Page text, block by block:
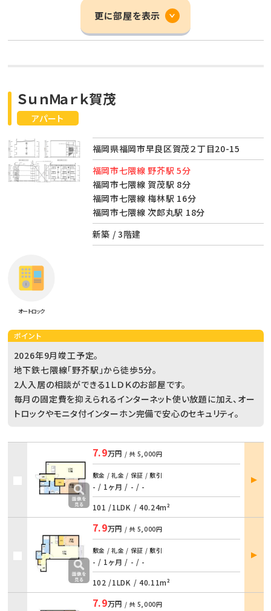
更に部屋を表示
アパート
ＳｕｎＭａｒｋ賀茂
福岡県福岡市早良区賀茂２丁目20-15
福岡市七隈線 野芥駅 5分
福岡市七隈線 賀茂駅 8分
福岡市七隈線 梅林駅 16分
福岡市七隈線 次郎丸駅 18分
新築 / 3階建
オートロック
ポイント
2026年9月竣工予定。
地下鉄七隈線「野芥駅」から徒歩5分。
2人入居の相談ができる1ＬＤＫのお部屋です。
毎月の固定費を抑えられるインターネット使い放題に加え、オー
トロックやモニタ付インターホン完備で安心のセキュリティ。
7.9万円 / 共 5,000円
敷金 / 礼金 / 保証 / 敷引
- / 1ヶ月 / - / -
101 /1LDK / 40.24m²
部屋
詳細
7.9万円 / 共 5,000円
敷金 / 礼金 / 保証 / 敷引
- / 1ヶ月 / - / -
102 /1LDK / 40.11m²
部屋
詳細
7.9万円 / 共 5,000円